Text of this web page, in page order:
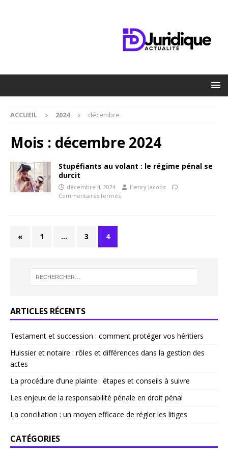
ACCUEIL 2024 décembre
Mois : décembre 2024
Stupéfiants au volant : le régime pénal se
durcit
décembre 4, 2024
Henry Jacobs
Commentaires fermés
« 1 … 3 4
ARTICLES RÉCENTS
Testament et succession : comment protéger vos héritiers
Huissier et notaire : rôles et différences dans la gestion des
actes
La procédure d’une plainte : étapes et conseils à suivre
Les enjeux de la responsabilité pénale en droit pénal
La conciliation : un moyen efficace de régler les litiges
CATÉGORIES